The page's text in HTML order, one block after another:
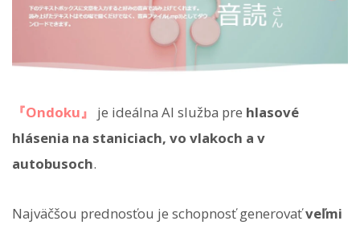
『Ondoku』 je ideálna AI služba pre hlasové
hlásenia na staniciach, vo vlakoch a v
autobusoch.
Najväčšou prednosťou je schopnosť generovaťveľmi